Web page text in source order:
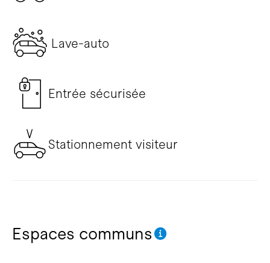
Lave-auto
Entrée sécurisée
Stationnement visiteur
Espaces communs